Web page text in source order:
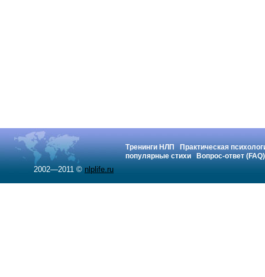
Тренинги НЛП
Практическая
популярные стихи
Вопрос-ответ (FAQ)
2002—2011 © nlplife.ru